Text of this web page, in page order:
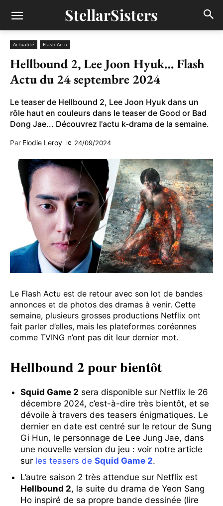
StellarSisters
Actualité Flash Actu
Hellbound 2, Lee Joon Hyuk… Flash
Actu du 24 septembre 2024
Le teaser de Hellbound 2, Lee Joon Hyuk dans un
rôle haut en couleurs dans le teaser de Good or Bad
Dong Jae... Découvrez l'actu k-drama de la semaine.
Par Elodie Leroy le 24/09/2024
Le Flash Actu est de retour avec son lot de bandes
annonces et de photos des dramas à venir. Cette
semaine, plusieurs grosses productions Netflix ont
fait parler d’elles, mais les plateformes coréennes
comme TVING n’ont pas dit leur dernier mot.
Hellbound 2 pour bientôt
Squid Game 2 sera disponible sur Netflix le 26
décembre 2024, c’est-à-dire très bientôt, et se
dévoile à travers des teasers énigmatiques. Le
dernier en date est centré sur le retour de Sung
Gi Hun, le personnage de Lee Jung Jae, dans
une nouvelle version du jeu : voir notre article
sur les teasers de Squid Game 2.
L’autre saison 2 très attendue sur Netflix est
Hellbound 2, la suite du drama de Yeon Sang
Ho inspiré de sa propre bande dessinée (lire